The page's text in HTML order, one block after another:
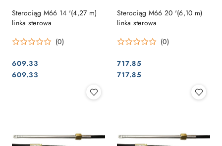
Sterociąg M66 14 '(4,27 m)
linka sterowa
(0)
Cena:
609.33
Cena:
609.33
Sterociąg M66 20 '(6,10 m)
linka sterowa
(0)
Cena:
717.85
Cena:
717.85